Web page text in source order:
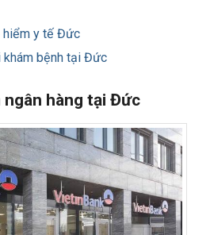
hiểm y tế Đức
khám bệnh tại Đức
ngân hàng tại Đức